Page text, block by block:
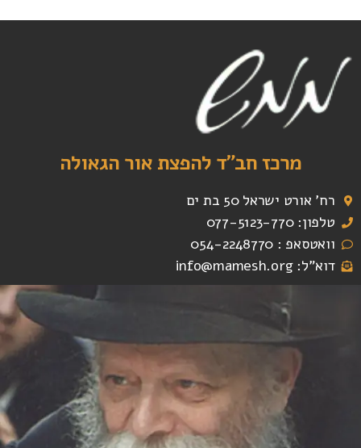
מרכז חב"ד להפצת אור הגאולה
רח' אורט ישראל 50 בת ים
טלפון: 077-5123-770
וואטסאפ : 054-2248770
דוא"ל: info@mamesh.org